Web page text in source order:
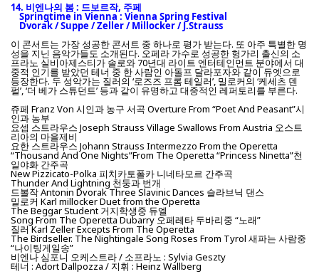
14. 비엔나의 봄 : 드보르작, 주페
Springtime in Vienna : Vienna Spring Festival
Dvorak / Suppe / Zeller / Millocker / J.Strauss
이 콘서트는 가장 성공한 콘서트 중 하나로 평가 받는다. 또 아주 특별한 명
성을 지닌 음악가들도 소개된다. 오페라 가수로 성공한 헝가리 출신의 소
프라노 실비아제스티가 솔로와 70년대 라이트 엔터테인먼트 분야에서 대
중적 인기를 받았던 테너 중 한 사람인 아돌프 달라포자와 같이 듀엣으로
등장한다. 두 성악가는 질러의 ‘로즈즈 프롬 테일러’, 밀로커의 ‘케세츠 덴
펄’, ‘더 베가 스튜던트’ 등과 같이 유명하고 대중적인 레퍼토리를 부른다.
쥬페 Franz Von 시인과 농구 서곡 Overture From “Poet And Peasant”시
인과 농부
요셉 스트라우스 Joseph Strauss Village Swallows From Austria 오스트
리아의 마을제비
요한 스트라우스 Johann Strauss Intermezzo From the Operetta
“Thousand And One Nights”From The Operetta “Princess Ninetta”천
일야화 간주곡
New Pizzicato-Polka 피치카토폴카 니네타모르 간주곡
Thunder And Lightning 천둥과 번개
드볼작 Antonin Dvorak Three Slavinic Dances 슬라브닉 댄스
밀로커 Karl millocker Duet from the Operetta
The Beggar Student 거지학생중 듀엘
Song From The Operetta Dubarry 오페레타 두바리중 “노래”
질러 Karl Zeller Excepts From The Operetta
The Birdseller. The Nightingale Song Roses From Tyrol 새파는 사람중
“나이팅게일송”
비엔나 심포니 오케스트라 / 소프라노 : Sylvia Geszty
테너 : Adort Dallpozza / 지휘 : Heinz Wallberg